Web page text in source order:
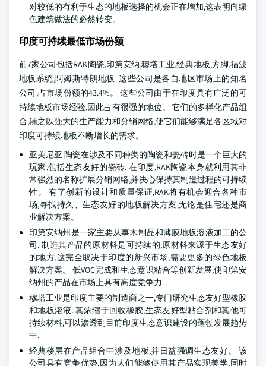
对较低的有利于生态的地板选择的机会正在增加,这表明向绿
色建筑做法的必然转变。
印度可持续最低市场份额
前7家公司包括RAK陶瓷,印第安纳,穆塔工业,经典地板,方脚,福波
地板系统,阿姆斯特朗地板. 这些公司是各自地区市场上的知名
公司,占市场份额的43.4%。 这些公司由于在印度具有广泛的可
持续地板市场经验,因此占有很强的地位。 它们的多样化产品组
合,辅之以强大的生产能力和分销网络,使它们能够满足各区域对
印度可持续地板不断增长的需求。
亚美尼亚 陶瓷在涉及不同种类的陶瓷和瓷砖时是一个巨大的
玩家,包括生态友好的瓷砖. 在印度,RAK陶瓷本身就利用其非
常强烈的名称扩展分销网络,并决心保持其制造过程的可持续
性。 有了创新的设计和质量保证,RAK将有机会迎合各种市
场,寻找持久、生态友好的地板解决方案,无论是住宅还是商
业解决方案。
印第安纳州是一家主要从事木制品和薄膜地板溶液加工的公
司. 制造其产品的原材料是可持续的,原材料来源于生态友好
的地方,这完全取决于印度的新兴市场,需要更多的绿色地板
解决方案。 低VOC完成和生态意识粘合等创新发展,使印第安
纳州的产品在市场上具有高度竞争力.
穆塔工业是印度主要的制造商之一,专门研究生态友好型橡胶
和地板溶液. 其浓缩于回收橡胶,生态友好型粘合剂和其他可
持续材料,可以渗透到目前印度生态意识建设的蓬勃发展趋势
中.
经典楼层在产品组合中涉及地板,并日益强调生态友好。 该
公司具有竞争优势,因为人们能够使用其产品实现美学,同时